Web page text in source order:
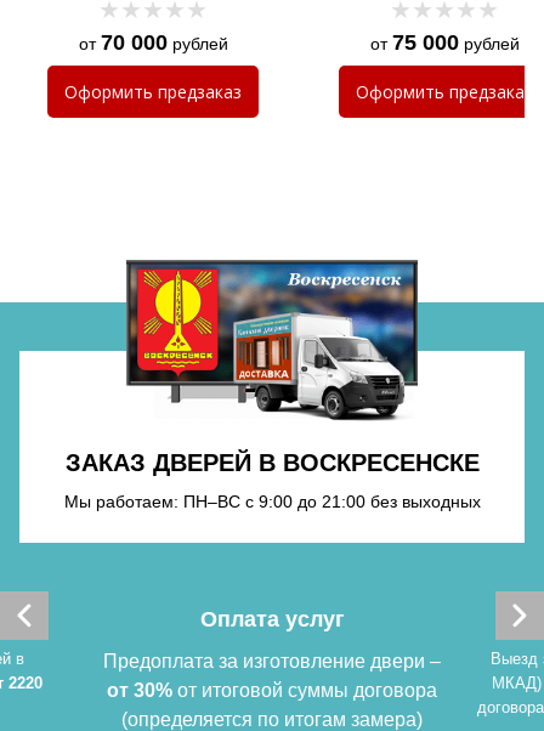
Хочу такую
Хочу такую
Хочу такую
от70 000рублей
Оформить предзаказ
от75 000рублей
Оформить предзаказ
ЗАКАЗ ДВЕРЕЙ В ВОСКРЕСЕНСКЕ
Мы работаем: ПН–ВС с 9:00 до 21:00 без выходных
в
2220
Оплата услуг
Предоплата за изготовление двери –
от 30% от итоговой суммы договора
(определяется по итогам замера)
Выезд